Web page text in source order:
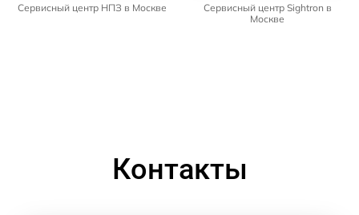
Сервисный центр НПЗ в Москве
Сервисный центр Sightron в
Москве
Контакты